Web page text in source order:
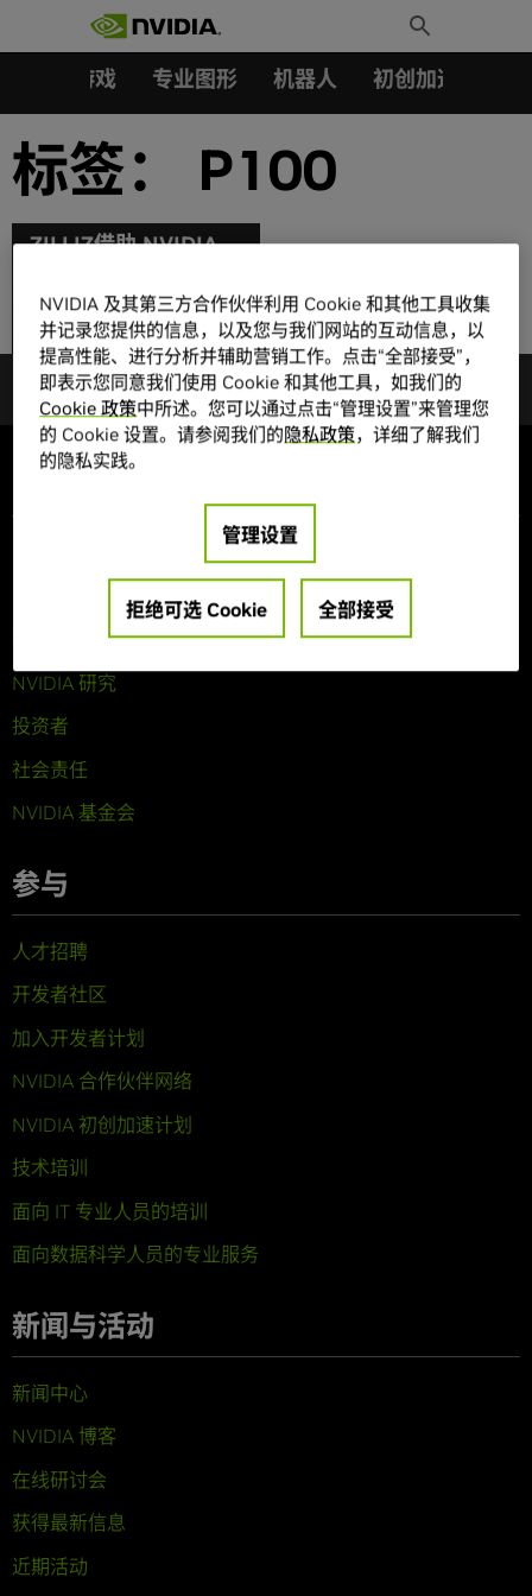
Toggle
Search
游戏 专业图形 机器人 初创加速会员成
标签： P100
ZILLIZ借助 NVIDIA
造新一代海量非结构信
息搜索引擎
NVIDIA 研究
投资者
社会责任
NVIDIA 基金会
参与
人才招聘
开发者社区
加入开发者计划
NVIDIA 合作伙伴网络
NVIDIA 初创加速计划
技术培训
面向 IT 专业人员的培训
面向数据科学人员的专业服务
新闻与活动
新闻中心
NVIDIA 博客
在线研讨会
获得最新信息
近期活动
NVIDIA 及其第三方合作伙伴利用 Cookie 和其他工具收集
并记录您提供的信息，以及您与我们网站的互动信息，以
提高性能、进行分析并辅助营销工作。点击“全部接受”，
即表示您同意我们使用 Cookie 和其他工具，如我们的
Cookie 政策中所述。您可以通过点击“管理设置”来管理您
的 Cookie 设置。请参阅我们的隐私政策，详细了解我们
的隐私实践。
管理设置
拒绝可选 Cookie 全部接受